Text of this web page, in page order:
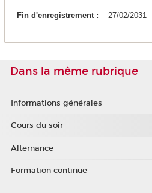
Fin d'enregistrement : 27/02/2031
Dans la même rubrique
Informations générales
Cours du soir
Alternance
Formation continue